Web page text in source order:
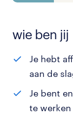
wie ben jij
Je hebt
aan de
Je bent
te werken